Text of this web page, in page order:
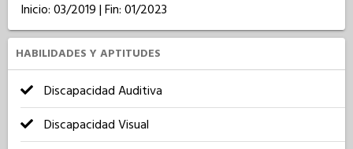
Inicio: 03/2019 | Fin: 01/2023
HABILIDADES Y APTITUDES
Discapacidad Auditiva
Discapacidad Visual